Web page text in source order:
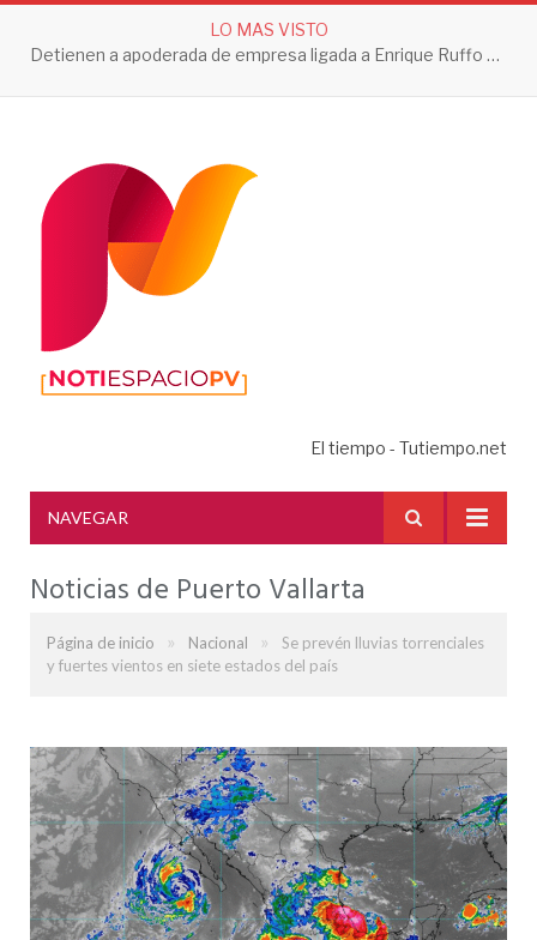
LO MAS VISTO
Detienen a apoderada de empresa ligada a Enrique Ruffo por investigación de Huachicol Fiscal
El tiempo - Tutiempo.net
NAVEGAR
Noticias de Puerto Vallarta
Página de inicio » Nacional »
Se prevén lluvias torrenciales
y fuertes vientos en siete estados del país